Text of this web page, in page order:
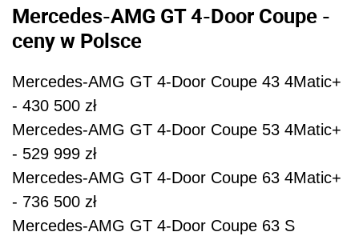
Mercedes-AMG GT 4-Door Coupe -
ceny w Polsce
Mercedes-AMG GT 4-Door Coupe 43 4Matic+
- 430 500 zł
Mercedes-AMG GT 4-Door Coupe 53 4Matic+
- 529 999 zł
Mercedes-AMG GT 4-Door Coupe 63 4Matic+
- 736 500 zł
Mercedes-AMG GT 4-Door Coupe 63 S